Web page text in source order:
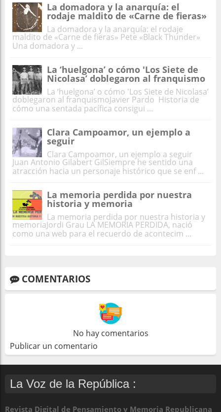
La domadora y la anarquía: el
rodaje maldito de «Carne de fieras»
La domadora y la anarquía: el rodaje
maldito de «Carne de fieras» Pete «Black Thunder»
Una domadora y ...
La ‘huelgona’ o cómo 'Los Siete de
Nicolasa’ doblegaron al franquismo
La ‘huelgona’ o cómo 'Los Siete de Nicolasa’
doblegaron al franquismoJavier Pardo Historia de
cómo una sentada pacífica consigui ...
Clara Campoamor, un ejemplo a
seguir
Clara Campoamor, un ejemplo a seguir
Juan Antonio Gilabert GilSiempre he sentido una
atracción hacia un personaje histórico que se enf ...
La memoria perdida por nuestra
historia y memoria
La memoria perdida por nuestra historia y
memoriaJordi Grau LA MEMORIA PERDIDA, nació
como una web para el recuerdo de acontecim ...
COMENTARIOS
No hay comentarios
Publicar un comentario
La Voz de la República :
Revista Digital de Pensamiento y Memoria Republicana